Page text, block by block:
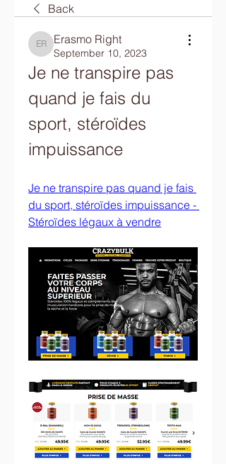
Back
Erasmo Right
Erasmo Right
September 10, 2023
Je ne transpire pas
quand je fais du
sport, stéroïdes
impuissance
Je ne transpire pas quand je fais
du sport, stéroïdes impuissance -
Stéroïdes légaux à vendre